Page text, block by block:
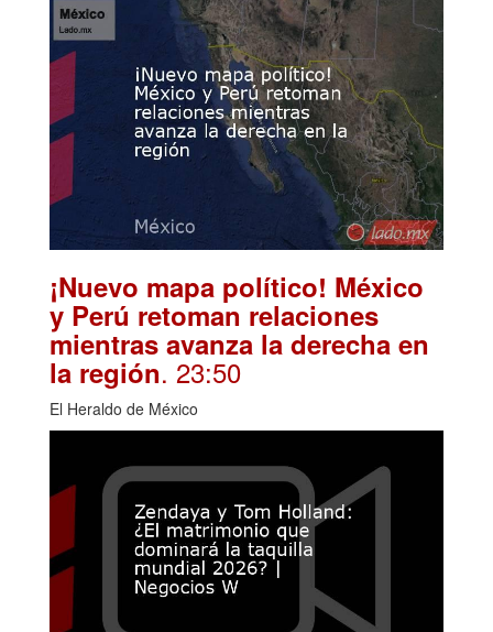
¡Nuevo mapa político! México
y Perú retoman relaciones
mientras avanza la derecha en
la región. 23:50
El Heraldo de México